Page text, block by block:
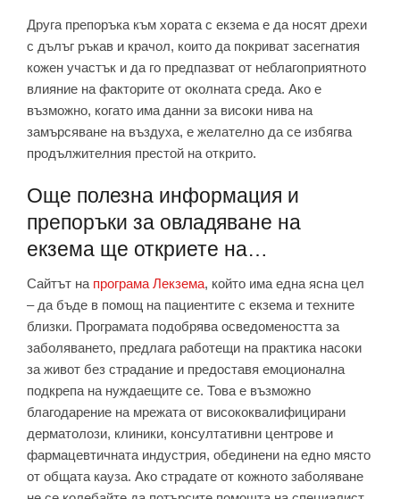
Друга препоръка към хората с екзема е да носят дрехи
с дълъг ръкав и крачол, които да покриват засегнатия
кожен участък и да го предпазват от неблагоприятното
влияние на факторите от околната среда. Ако е
възможно, когато има данни за високи нива на
замърсяване на въздуха, е желателно да се избягва
продължителния престой на открито.
Още полезна информация и
препоръки за овладяване на
екзема ще откриете на…
Сайтът на програма Лекзема, който има една ясна цел
– да бъде в помощ на пациентите с екзема и техните
близки. Програмата подобрява осведомеността за
заболяването, предлага работещи на практика насоки
за живот без страдание и предоставя емоционална
подкрепа на нуждаещите се. Това е възможно
благодарение на мрежата от висококвалифицирани
дерматолози, клиники, консултативни центрове и
фармацевтичната индустрия, обединени на едно място
от общата кауза. Ако страдате от кожното заболяване